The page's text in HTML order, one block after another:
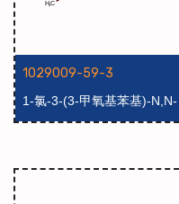
1029009-59-3
1-氯-3-(3-甲氧基苯基)-N,N-
二甲基异喹啉-7-胺